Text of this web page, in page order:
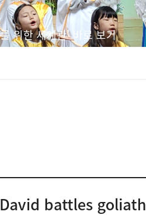
위한 세계관' 바로 보기
David battles goliath